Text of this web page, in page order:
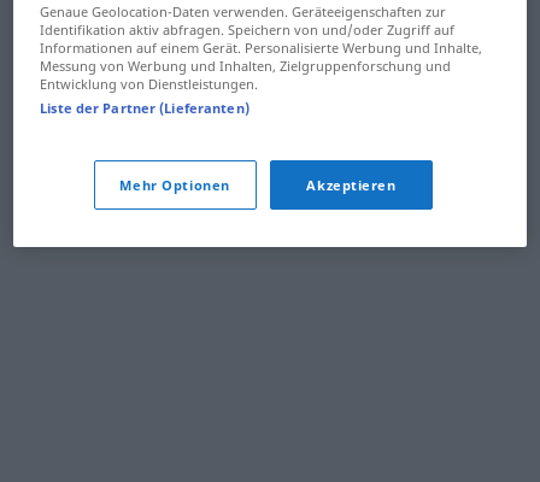
Genaue Geolocation-Daten verwenden. Geräteeigenschaften zur
Identifikation aktiv abfragen. Speichern von und/oder Zugriff auf
Informationen auf einem Gerät. Personalisierte Werbung und Inhalte,
Messung von Werbung und Inhalten, Zielgruppenforschung und
Entwicklung von Dienstleistungen.
Liste der Partner (Lieferanten)
Mehr Optionen Akzeptieren